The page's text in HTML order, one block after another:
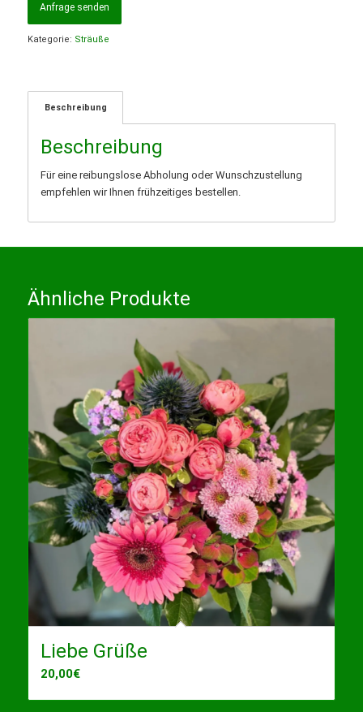
Anfrage senden
Kategorie: Sträuße
Beschreibung
Beschreibung
Für eine reibungslose Abholung oder Wunschzustellung
empfehlen wir Ihnen frühzeitiges bestellen.
Ähnliche Produkte
Liebe Grüße
20,00€